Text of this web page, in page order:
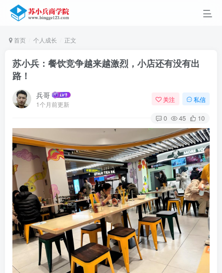
首页 个人成长 正文
苏小兵：餐饮竞争越来越激烈，小店还有没有出
路！
兵哥
1个月前更新
关注 私信
0 45 10